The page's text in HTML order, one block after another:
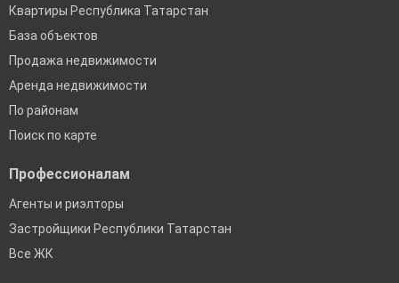
Квартиры Республика Татарстан
База объектов
Продажа недвижимости
Аренда недвижимости
По районам
Поиск по карте
Профессионалам
Агенты и риэлторы
Застройщики Республики Татарстан
Все ЖК